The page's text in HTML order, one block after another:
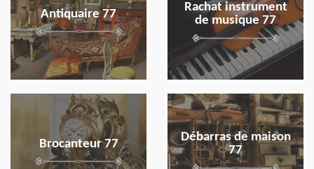
Antiquaire 77
Rachat instrument
de musique 77
Brocanteur 77
en savoir plus
Débarras de maison
77
en savoir plus